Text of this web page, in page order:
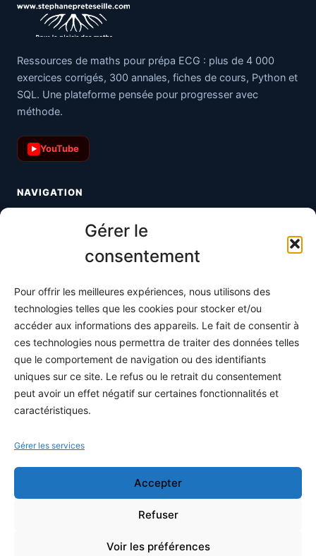
Gérer le
consentement
Pour offrir les meilleures expériences, nous utilisons des
technologies telles que les cookies pour stocker et/ou
accéder aux informations des appareils. Le fait de consentir à
ces technologies nous permettra de traiter des données telles
que le comportement de navigation ou des identifiants
uniques sur ce site. Le refus ou le retrait du consentement
peut avoir un effet négatif sur certaines fonctionnalités et
caractéristiques.
Gérer les services
Accepter
Refuser
Voir les préférences
Ressources de maths pour prépa ECG : plus de 4 000
exercices corrigés, 300 annales, fiches de cours, Python et
SQL. Une plateforme pensée pour progresser avec
méthode.
▶ YouTube
NAVIGATION
Toutes les maths
S'abonner
À propos
Contact / Support
Mes publications
INFORMATIONS LÉGALES
Conditions générales de vente